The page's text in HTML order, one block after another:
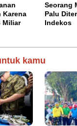
Karena
Miliar
Seorang
Palu
Indekos
kamu